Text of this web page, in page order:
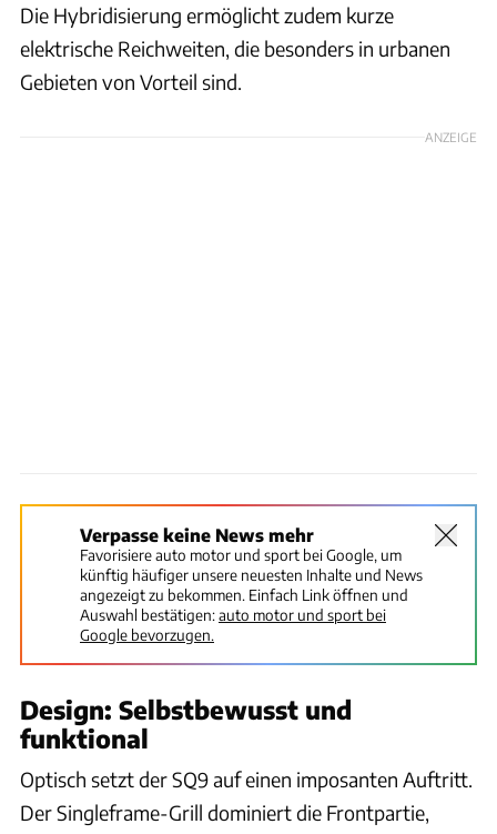
Die Hybridisierung ermöglicht zudem kurze
elektrische Reichweiten, die besonders in urbanen
Gebieten von Vorteil sind.
ANZEIGE
Verpasse keine News mehr
Favorisiere auto motor und sport bei Google, um
künftig häufiger unsere neuesten Inhalte und News
angezeigt zu bekommen. Einfach Link öffnen und
Auswahl bestätigen:auto motor und sport bei
Google bevorzugen.
Design: Selbstbewusst und
funktional
Optisch setzt der SQ9 auf einen imposanten Auftritt.
Der Singleframe-Grill dominiert die Frontpartie,